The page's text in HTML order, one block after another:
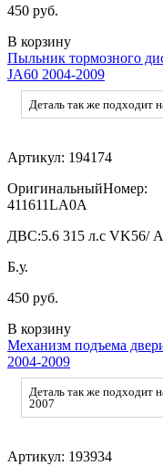
450 руб.
В корзину
Пыльник тормозного
JA60 2004-2009
Деталь так же подходит
Артикул: 194174
ОригинальныйНомер:
411611LA0A
ДВС:5.6 315 л.с VK56/
Б.у.
450 руб.
В корзину
Механизм подъема
2004-2009
Деталь так же подходит
2007
Артикул: 193934